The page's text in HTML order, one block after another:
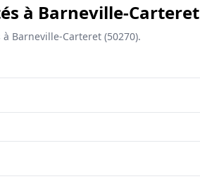
à Barneville-Carteret
Barneville-Carteret (50270).